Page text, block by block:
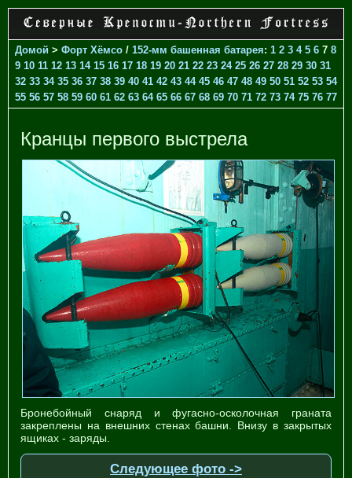
Домой > Форт Хёмсо / 152-мм башенная батарея: 1 2 3 4 5 6 7 8
9 10 11 12 13 14 15 16 17 18 19 20 21 22 23 24 25 26 27 28 29 30 31
32 33 34 35 36 37 38 39 40 41 42 43 44 45 46 47 48 49 50 51 52 53 54
55 56 57 58 59 60 61 62 63 64 65 66 67 68 69 70 71 72 73 74 75 76 77
Кранцы первого выстрела
Бронебойный снаряд и фугасно-осколочная граната
закреплены на внешних стенах башни. Внизу в закрытых
ящиках - заряды.
Следующее фото ->